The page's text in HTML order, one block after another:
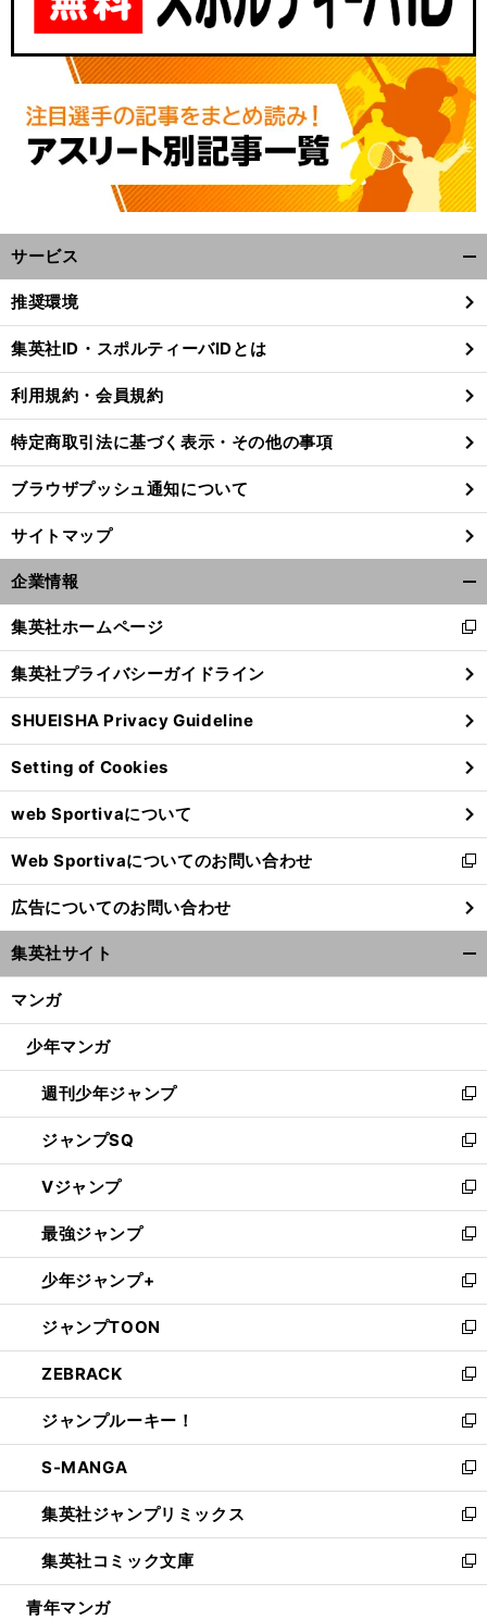
サービス
閉
る
推奨環境
集英社ID・スポルティーバIDとは
利用規約・会員規約
特定商取引法に基づく表示・その他の事項
ブラウザプッシュ通知について
サイトマップ
企業情報
閉
る
集英社ホームページ
新
し
い
ウ
ィ
ン
ド
ウ
で
開
く
集英社プライバシーガイドライン
SHUEISHA Privacy Guideline
Setting of Cookies
web Sportivaについて
Web Sportivaについてのお問い合わせ
新
し
い
ウ
ィ
ン
ウ
開
く
広告についてのお問い合わせ
集英社サイト
マンガ
少年マンガ
週刊少年ジャンプ
新
し
い
ウ
ィ
ン
ド
ウ
で
開
く
ジャンプSQ
新
し
い
ウ
ィ
ン
ド
ウ
で
開
く
Vジャンプ
新
し
い
ウ
ィ
ン
ド
ウ
で
開
く
最強ジャンプ
新
し
い
ウ
ィ
ン
ド
ウ
で
開
く
少年ジャンプ+
新
し
い
ウ
ィ
ン
ド
ウ
で
開
く
ジャンプTOON
新
し
い
ウ
ィ
ン
ド
ウ
で
開
く
ZEBRACK
新
し
い
ウ
ィ
ン
ド
ウ
で
開
ジャンプルーキー！
新
し
い
ウ
ィ
ン
ド
ウ
S-MANGA
新
し
い
ウ
ィ
ン
集英社ジャンプリミックス
新
し
い
ウ
集英社コミック文庫
新
し
青年マンガ